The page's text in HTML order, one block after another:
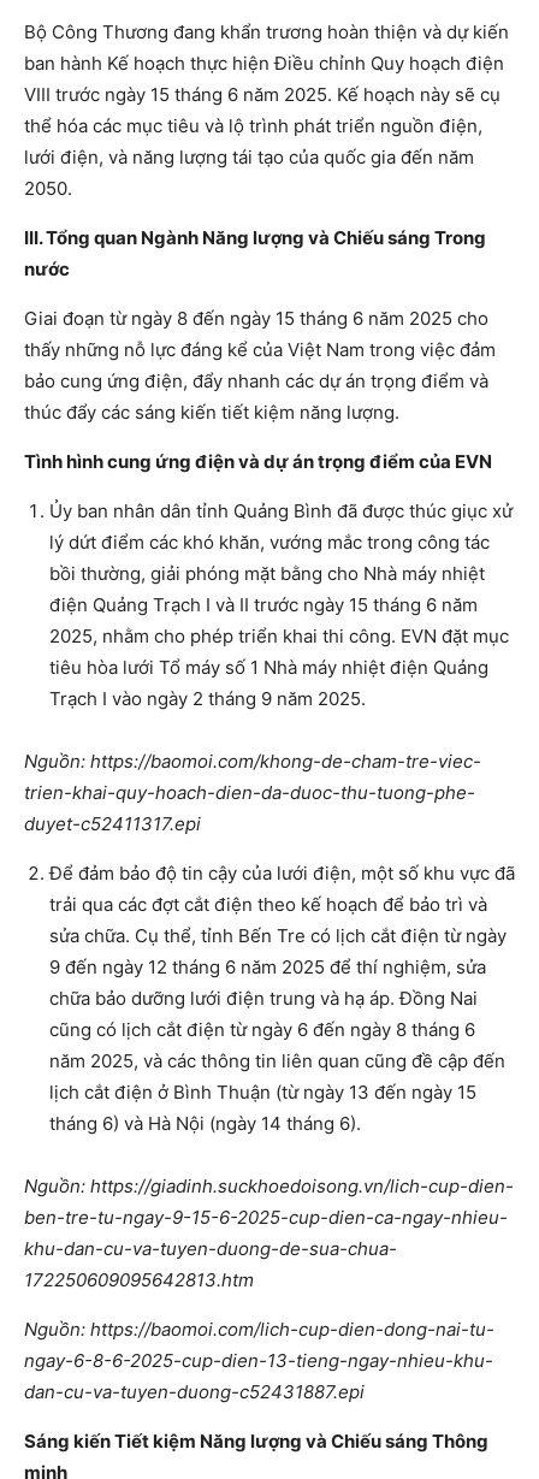
Bộ Công Thương đang khẩn trương hoàn thiện và dự kiến
ban hành Kế hoạch thực hiện Điều chỉnh Quy hoạch điện
VIII trước ngày 15 tháng 6 năm 2025. Kế hoạch này sẽ cụ
thể hóa các mục tiêu và lộ trình phát triển nguồn điện,
lưới điện, và năng lượng tái tạo của quốc gia đến năm
2050.
III. Tổng quan Ngành Năng lượng và Chiếu sáng Trong
nước
Giai đoạn từ ngày 8 đến ngày 15 tháng 6 năm 2025 cho
thấy những nỗ lực đáng kể của Việt Nam trong việc đảm
bảo cung ứng điện, đẩy nhanh các dự án trọng điểm và
thúc đẩy các sáng kiến tiết kiệm năng lượng.
Tình hình cung ứng điện và dự án trọng điểm của EVN
Ủy ban nhân dân tỉnh Quảng Bình đã được thúc giục xử
lý dứt điểm các khó khăn, vướng mắc trong công tác
bồi thường, giải phóng mặt bằng cho Nhà máy nhiệt
điện Quảng Trạch I và II trước ngày 15 tháng 6 năm
2025, nhằm cho phép triển khai thi công. EVN đặt mục
tiêu hòa lưới Tổ máy số 1 Nhà máy nhiệt điện Quảng
Trạch I vào ngày 2 tháng 9 năm 2025.
Nguồn: https://baomoi.com/khong-de-cham-tre-viec-
trien-khai-quy-hoach-dien-da-duoc-thu-tuong-phe-
duyet-c52411317.epi
Để đảm bảo độ tin cậy của lưới điện, một số khu vực đã
trải qua các đợt cắt điện theo kế hoạch để bảo trì và
sửa chữa. Cụ thể, tỉnh Bến Tre có lịch cắt điện từ ngày
9 đến ngày 12 tháng 6 năm 2025 để thí nghiệm, sửa
chữa bảo dưỡng lưới điện trung và hạ áp. Đồng Nai
cũng có lịch cắt điện từ ngày 6 đến ngày 8 tháng 6
năm 2025, và các thông tin liên quan cũng đề cập đến
lịch cắt điện ở Bình Thuận (từ ngày 13 đến ngày 15
tháng 6) và Hà Nội (ngày 14 tháng 6).
Nguồn: https://giadinh.suckhoedoisong.vn/lich-cup-dien-
ben-tre-tu-ngay-9-15-6-2025-cup-dien-ca-ngay-nhieu-
khu-dan-cu-va-tuyen-duong-de-sua-chua-
172250609095642813.htm
Nguồn: https://baomoi.com/lich-cup-dien-dong-nai-tu-
ngay-6-8-6-2025-cup-dien-13-tieng-ngay-nhieu-khu-
dan-cu-va-tuyen-duong-c52431887.epi
Sáng kiến Tiết kiệm Năng lượng và Chiếu sáng Thông
minh